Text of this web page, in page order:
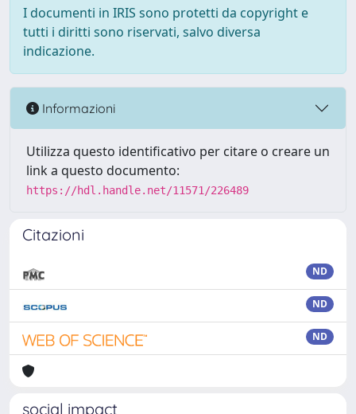
I documenti in IRIS sono protetti da copyright e
tutti i diritti sono riservati, salvo diversa
indicazione.
Informazioni
Utilizza questo identificativo per citare o creare un
link a questo documento:
https://hdl.handle.net/11571/226489
Citazioni
ND
ND
ND
social impact